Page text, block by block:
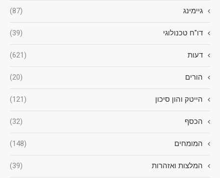
גיימינג (87)
דו"ח טכנולוגי (39)
דעות (621)
הורים (20)
הייטק והון סיכון (121)
הכסף (32)
המומחים (148)
המלצות ואזהרות (39)